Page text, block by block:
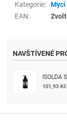
Kategorie:
Mycí
EAN:
NAVŠTÍVENÉ
ISOLDA
101,93 Kč